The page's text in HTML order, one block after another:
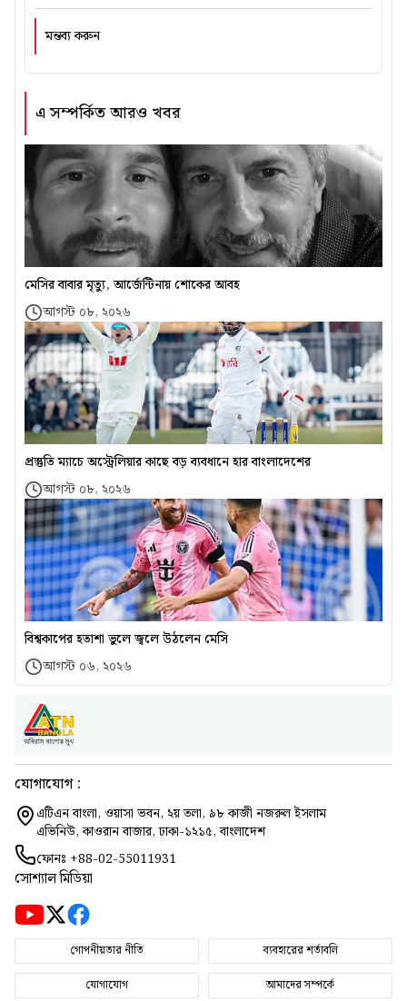
এ সম্পর্কিত আরও খবর
মেসির বাবার মৃত্যু, আর্জেন্টিনায় শোকের আবহ
আগস্ট ০৮, ২০২৬
প্রস্তুতি ম্যাচে অস্ট্রেলিয়ার কাছে বড় ব্যবধানে হার বাংলাদেশের
আগস্ট ০৮, ২০২৬
বিশ্বকাপের হতাশা ভুলে জ্বলে উঠলেন মেসি
আগস্ট ০৬, ২০২৬
মন্তব্য করুন
যোগাযোগ :
এটিএন বাংলা, ওয়াসা ভবন, ২য় তলা, ৯৮ কাজী নজরুল ইসলাম
এভিনিউ, কাওরান বাজার, ঢাকা-১২১৫, বাংলাদেশ
ফোনঃ +88-02-55011931
সোশ্যাল মিডিয়া
গোপনীয়তার নীতি
ব্যবহারের শর্তাবলি
যোগাযোগ
আমাদের সম্পর্কে